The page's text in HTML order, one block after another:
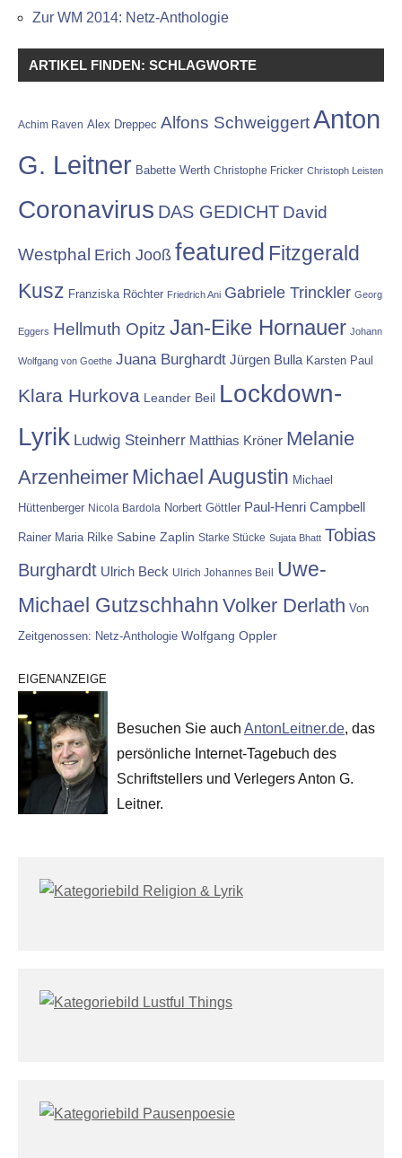
Zur WM 2014: Netz-Anthologie
ARTIKEL FINDEN: SCHLAGWORTE
Achim Raven Alex Dreppec Alfons SchweiggertAnton
G. Leitner Babette Werth Christophe Fricker Christoph Leisten
Coronavirus DAS GEDICHT David
Westphal Erich Jooß featured Fitzgerald
Kusz Franziska Röchter Friedrich Ani Gabriele Trinckler Georg
Eggers Hellmuth Opitz Jan-Eike Hornauer Johann
Wolfgang von Goethe Juana Burghardt Jürgen Bulla Karsten Paul
Klara Hurkova Leander Beil Lockdown-
Lyrik Ludwig Steinherr Matthias Kröner Melanie
Arzenheimer Michael Augustin Michael
Hüttenberger Nicola Bardola Norbert Göttler Paul-Henri Campbell
Rainer Maria Rilke Sabine Zaplin Starke Stücke Sujata Bhatt Tobias
Burghardt Ulrich Beck Ulrich Johannes Beil
Uwe-
Michael Gutzschhahn Volker Derlath Von
Zeitgenossen: Netz-Anthologie Wolfgang Oppler
EIGENANZEIGE
Besuchen Sie auch AntonLeitner.de, das
persönliche Internet-Tagebuch des
Schriftstellers und Verlegers Anton G.
Leitner.